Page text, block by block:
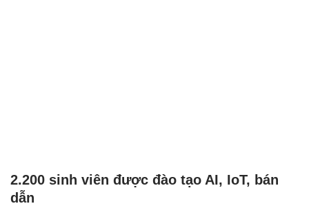
2.200 sinh viên được đào tạo AI, IoT, bán
dẫn